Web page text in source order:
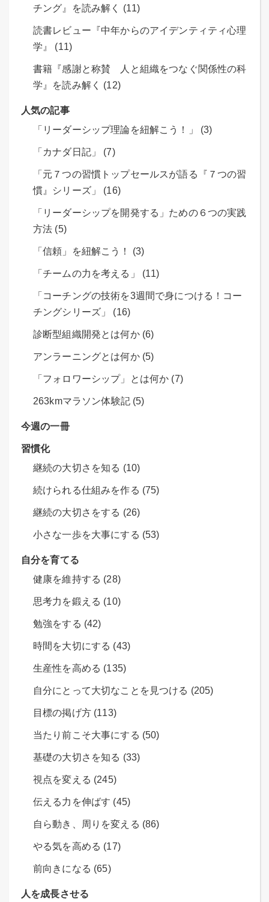
チング』を読み解く (11)
読書レビュー『中年からのアイデンティティ心理
学』 (11)
書籍『感謝と称賛 人と組織をつなぐ関係性の科
学』を読み解く (12)
人気の記事
「リーダーシップ理論を紐解こう！」 (3)
「カナダ日記」 (7)
「元７つの習慣トップセールスが語る『７つの習
慣』シリーズ」 (16)
「リーダーシップを開発する」ための６つの実践
方法 (5)
「信頼」を紐解こう！ (3)
「チームの力を考える」 (11)
「コーチングの技術を3週間で身につける！コー
チングシリーズ」 (16)
診断型組織開発とは何か (6)
アンラーニングとは何か (5)
「フォロワーシップ」とは何か (7)
263kmマラソン体験記 (5)
今週の一冊
習慣化
継続の大切さを知る (10)
続けられる仕組みを作る (75)
継続の大切さをする (26)
小さな一歩を大事にする (53)
自分を育てる
健康を維持する (28)
思考力を鍛える (10)
勉強をする (42)
時間を大切にする (43)
生産性を高める (135)
自分にとって大切なことを見つける (205)
目標の掲げ方 (113)
当たり前こそ大事にする (50)
基礎の大切さを知る (33)
視点を変える (245)
伝える力を伸ばす (45)
自ら動き、周りを変える (86)
やる気を高める (17)
前向きになる (65)
人を成長させる